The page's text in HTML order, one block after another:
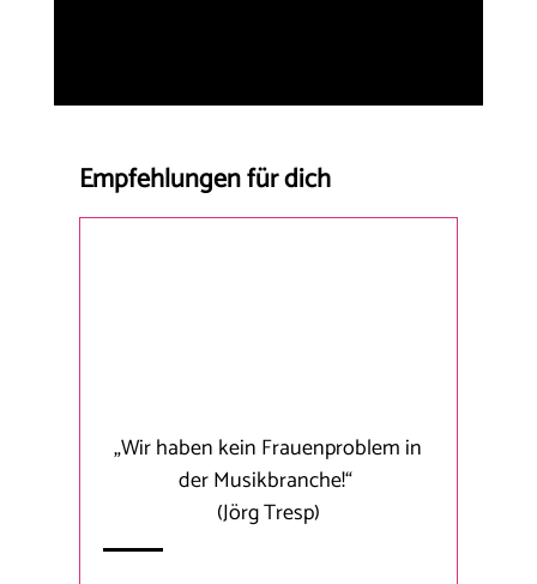
Empfehlungen für dich
„Wir haben kein Frauenproblem in
der Musikbranche!“
(Jörg Tresp)